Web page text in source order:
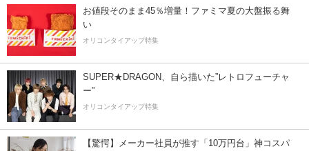
お値段そのまま45％増量！ファミマ夏の大盤振る舞
い
オリコンタイアップ特集
SUPER★DRAGON、自ら描いた”レトロフューチャ
ー”
オリコンタイアップ特集
【驚愕】メーカー社員が推す「10万円台」神コスパ